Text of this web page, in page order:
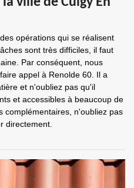
opérations qui se réalisent
sont très difficiles, il faut
Par conséquent, nous
appel à Renolde 60. Il a
et n'oubliez pas qu'il
et accessibles à beaucoup de
complémentaires, n'oubliez pas
directement.